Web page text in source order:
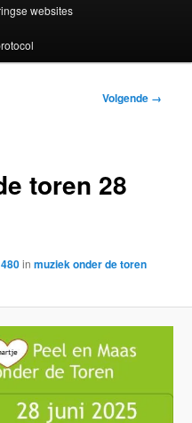
websites
Volgende →
toren 28
inmuziek onder de toren